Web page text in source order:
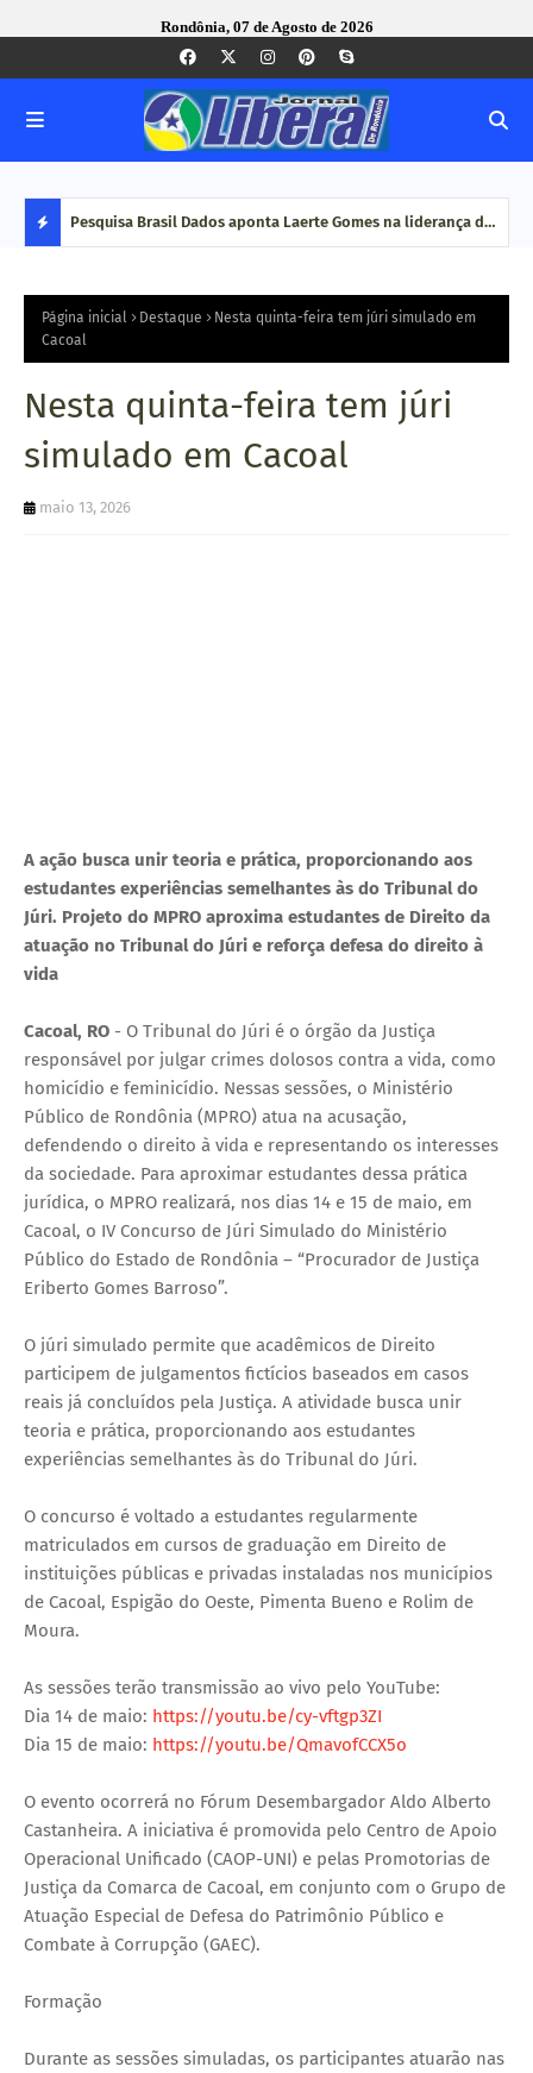
Rondônia, 07 de Agosto de 2026
S
T
A
Q
do Pesquisa Brasil Dados aponta Laerte Gomes na liderança da
Página inicial Destaque
Nesta quinta-feira tem júri simulado em
Cacoal
Nesta quinta-feira tem júri
simulado em Cacoal
maio 13, 2026
A ação busca unir teoria e prática, proporcionando aos
estudantes experiências semelhantes às do Tribunal do
Júri. Projeto do MPRO aproxima estudantes de Direito da
atuação no Tribunal do Júri e reforça defesa do direito à
vida
Cacoal, RO - O Tribunal do Júri é o órgão da Justiça
responsável por julgar crimes dolosos contra a vida, como
homicídio e feminicídio. Nessas sessões, o Ministério
Público de Rondônia (MPRO) atua na acusação,
defendendo o direito à vida e representando os interesses
da sociedade. Para aproximar estudantes dessa prática
jurídica, o MPRO realizará, nos dias 14 e 15 de maio, em
Cacoal, o IV Concurso de Júri Simulado do Ministério
Público do Estado de Rondônia – “Procurador de Justiça
Eriberto Gomes Barroso”.
O júri simulado permite que acadêmicos de Direito
participem de julgamentos fictícios baseados em casos
reais já concluídos pela Justiça. A atividade busca unir
teoria e prática, proporcionando aos estudantes
experiências semelhantes às do Tribunal do Júri.
O concurso é voltado a estudantes regularmente
matriculados em cursos de graduação em Direito de
instituições públicas e privadas instaladas nos municípios
de Cacoal, Espigão do Oeste, Pimenta Bueno e Rolim de
Moura.
As sessões terão transmissão ao vivo pelo YouTube:
Dia 14 de maio: https://youtu.be/cy-vftgp3ZI
Dia 15 de maio: https://youtu.be/QmavofCCX5o
O evento ocorrerá no Fórum Desembargador Aldo Alberto
Castanheira. A iniciativa é promovida pelo Centro de Apoio
Operacional Unificado (CAOP-UNI) e pelas Promotorias de
Justiça da Comarca de Cacoal, em conjunto com o Grupo de
Atuação Especial de Defesa do Patrimônio Público e
Combate à Corrupção (GAEC).
Formação
Durante as sessões simuladas, os participantes atuarão nas